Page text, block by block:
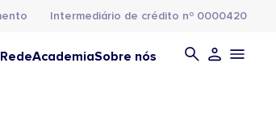
Intermediário de crédito nº 0000420
RedeAcademiaSobre nós